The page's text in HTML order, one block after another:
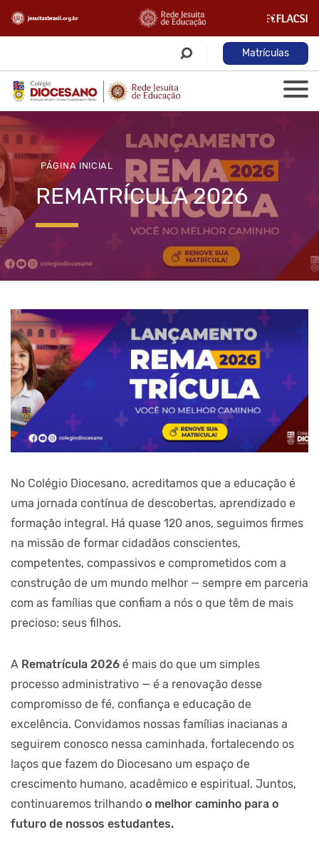
Matrículas
PÁGINA INICIAL
REMATRÍCULA 2026
No Colégio Diocesano, acreditamos que a educação é
uma jornada contínua de descobertas, aprendizado e
formação integral. Há quase 120 anos, seguimos firmes
na missão de formar cidadãos conscientes,
competentes, compassivos e comprometidos com a
construção de um mundo melhor — sempre em parceria
com as famílias que confiam a nós o que têm de mais
precioso: seus filhos.
A Rematrícula 2026 é mais do que um simples
processo administrativo — é a renovação desse
compromisso de fé, confiança e educação de
excelência. Convidamos nossas famílias inacianas a
seguirem conosco nessa caminhada, fortalecendo os
laços que fazem do Diocesano um espaço de
crescimento humano, acadêmico e espiritual. Juntos,
continuaremos trilhando o melhor caminho para o
futuro de nossos estudantes.